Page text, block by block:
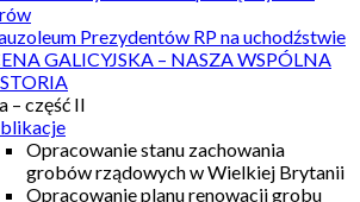
Prezydentów RP na uchodźstwie
GALICYJSKA – NASZA WSPÓLNA
– część II
Opracowanie stanu zachowania
grobów rządowych w Wielkiej Brytanii
Opracowanie planu renowacji grobu